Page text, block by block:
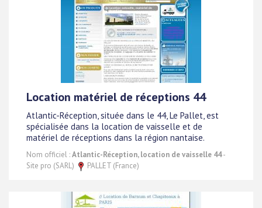
Location matériel de réceptions 44
Atlantic-Réception, située dans le 44, Le Pallet, est
spécialisée dans la location de vaisselle et de
matériel de réceptions dans la région nantaise.
Nom officiel :Atlantic-Réception, location de vaisselle 44-
Site pro (SARL)
PALLET (France)